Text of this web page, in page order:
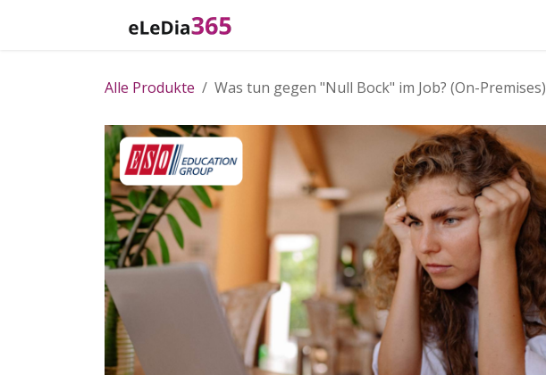
Alle Produkte Was tun gegen "Null Bock" im Job? (On-Premises)